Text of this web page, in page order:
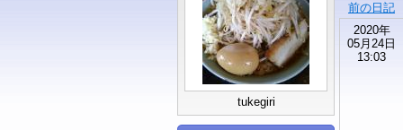
tukegiri
前の日記
2020年
05月24日
13:03